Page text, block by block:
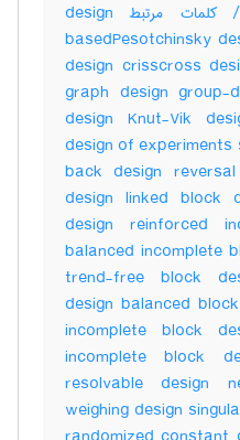
نقشه ، طراحی ، طرح / کلمات مرتبط design
basedPesotchinsky
design crisscross
graph design group-
design Knut-Vik
design of
back design
design linked block
design reinforced
balanced incomplete
trend-free block
design balanced
incomplete block
incomplete block
resolvable design
weighing design